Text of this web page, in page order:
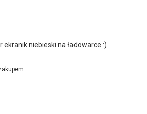
ekranik niebieski na ładowarce :)